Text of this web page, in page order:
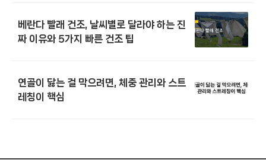
베란다 빨래 건조, 날씨별로 달라야 하는 진
짜 이유와 5가지 빠른 건조 팁
연골이 닳는 걸 막으려면, 체중 관리와 스트
레칭이 핵심